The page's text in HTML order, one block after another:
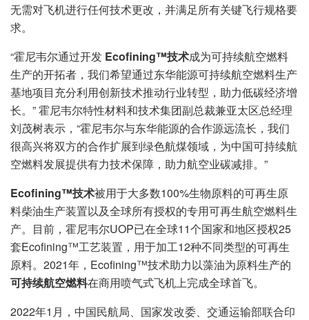
无需对飞机进行任何技术更改，并满足所有关键飞行规格要
求。
“霍尼韦尔通过开发 Ecofining™技术成为可持续航空燃料
生产的开拓者，我们希望通过东华能源可持续航空燃料生产
基地项目充分利用创新技术推动行业转型，助力低碳经济增
长。” 霍尼韦尔特性材料和技术集团副总裁兼亚太区总经理
刘茂树表示，“霍尼韦尔与东华能源的合作源远流长，我们
很高兴将双方的合作扩展到绿色航煤领域，为中国可持续航
空燃料发展提供有力技术保障，助力航空业碳减排。”
Ecofining™技术被用于大多数100%生物原料的可再生原
料柴油生产装置以及全球所有授权的专用可再生航空燃料生
产。目前，霍尼韦尔UOP已在全球11个国家和地区授权25
套Ecofining™工艺装置，用于加工12种不同类型的可再生
原料。2021年，Ecofining™技术助力以藻油为原料生产的
可持续航空燃料在商用喷气式飞机上完成全球首飞。
2022年1月，中国民航局、国家发改委、交通运输部联合印